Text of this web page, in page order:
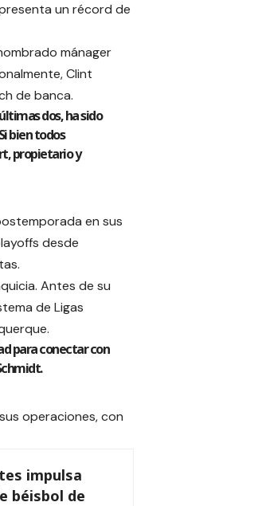
un récord de
mánager
Clint
de banca.
dos, ha sido
bien todos
propietario y
en sus
desde
Antes de su
de Ligas
para conectar con
operaciones, con
impulsa
béisbol de